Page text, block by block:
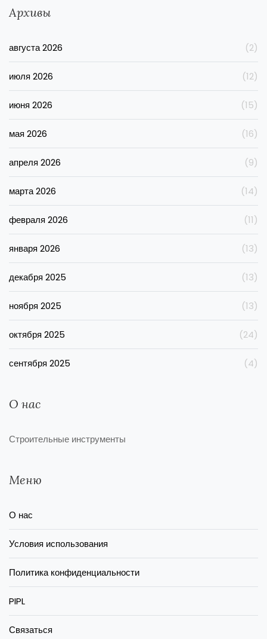
Архивы
августа 2026 (2)
июля 2026 (12)
июня 2026 (15)
мая 2026 (16)
апреля 2026 (9)
марта 2026 (14)
февраля 2026 (11)
января 2026 (13)
декабря 2025 (13)
ноября 2025 (13)
октября 2025 (24)
сентября 2025 (4)
О нас
Строительные инструменты
Меню
О нас
Условия использования
Политика конфиденциальности
PIPL
Связаться